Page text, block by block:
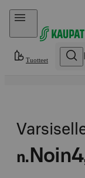
Hyppää sisältöön
Tuotteet
n. Noin